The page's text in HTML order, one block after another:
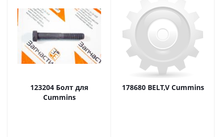
123204 Болт для
Cummins
178680 BELT,V Cummins